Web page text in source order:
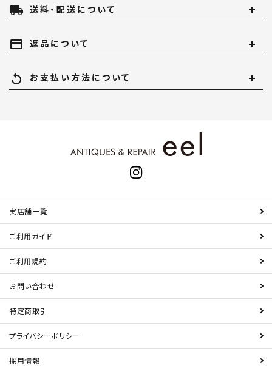
local_shipping 送料・配送について
payment 返品について
replay お支払い方法について
実店舗一覧
ご利用ガイド
ご利用規約
お問い合わせ
特定商取引
プライバシーポリシー
採用情報